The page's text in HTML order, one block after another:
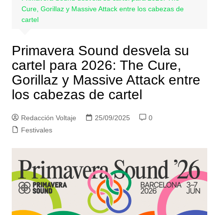
Cure, Gorillaz y Massive Attack entre los cabezas de
cartel
Primavera Sound desvela su
cartel para 2026: The Cure,
Gorillaz y Massive Attack entre
los cabezas de cartel
Redacción Voltaje 25/09/2025
0
Festivales